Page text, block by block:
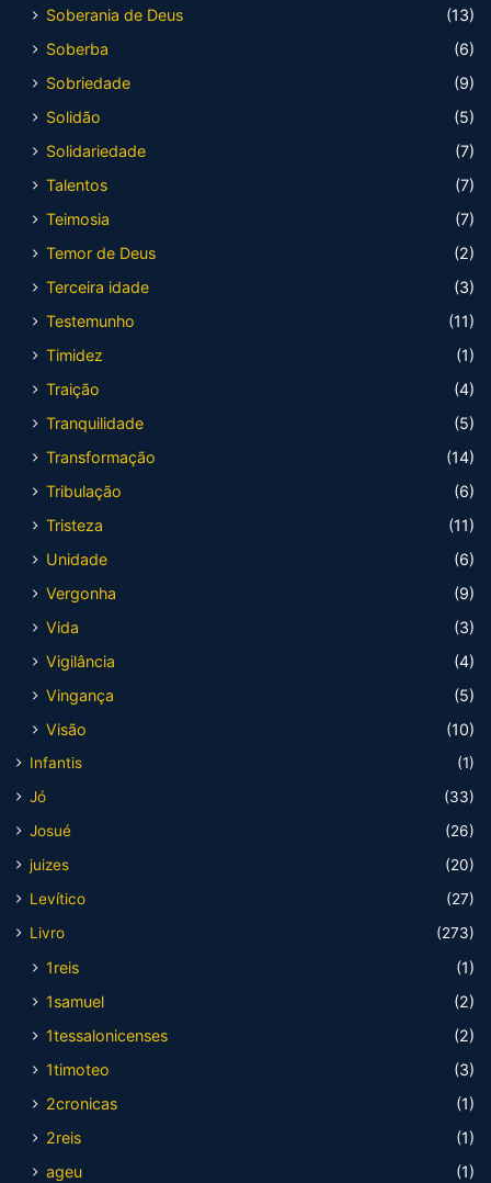
Soberania de Deus
(13)
Soberba
(6)
Sobriedade
(9)
Solidão
(5)
Solidariedade
(7)
Talentos
(7)
Teimosia
(7)
Temor de Deus
(2)
Terceira idade
(3)
Testemunho
(11)
Timidez
(1)
Traição
(4)
Tranquilidade
(5)
Transformação
(14)
Tribulação
(6)
Tristeza
(11)
Unidade
(6)
Vergonha
(9)
Vida
(3)
Vigilância
(4)
Vingança
(5)
Visão
(10)
Infantis
(1)
Jó
(33)
Josué
(26)
juizes
(20)
Levítico
(27)
Livro
(273)
1reis
(1)
1samuel
(2)
1tessalonicenses
(2)
1timoteo
(3)
2cronicas
(1)
2reis
(1)
ageu
(1)